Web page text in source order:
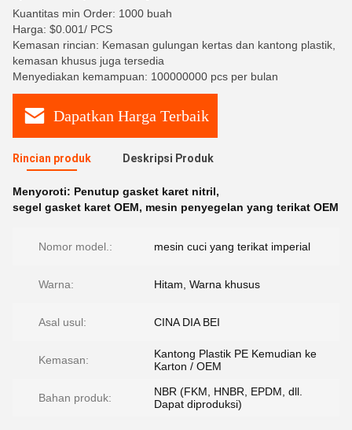
Kuantitas min Order: 1000 buah
Harga: $0.001/ PCS
Kemasan rincian: Kemasan gulungan kertas dan kantong plastik,
kemasan khusus juga tersedia
Menyediakan kemampuan: 100000000 pcs per bulan
Dapatkan Harga Terbaik
Rincian produk Deskripsi Produk
Menyoroti: Penutup gasket karet nitril,
segel gasket karet OEM, mesin penyegelan yang terikat OEM
Nomor model.: mesin cuci yang terikat imperial
Warna: Hitam, Warna khusus
Asal usul: CINA DIA BEI
Kemasan:
Kantong Plastik PE Kemudian ke
Karton / OEM
Bahan produk:
NBR (FKM, HNBR, EPDM, dll.
Dapat diproduksi)